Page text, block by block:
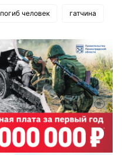
погиб человек гатчина